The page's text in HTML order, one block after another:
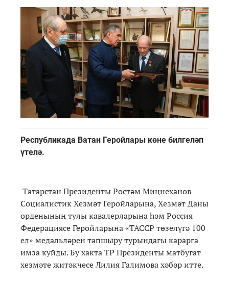
Республикада Ватан Геройлары көне билгеләп
үтелә.
Татарстан Президенты Рөстәм Миңнеханов
Социалистик Хезмәт Геройларына, Хезмәт Даны
орденының тулы кавалерларына һәм Россия
Федерациясе Геройларына «ТАССР төзелүгә 100
ел» медальләрен тапшыру турындагы карарга
имза куйды. Бу хакта ТР Президенты матбугат
хезмәте җитәкчесе Лилия Галимова хәбәр итте.